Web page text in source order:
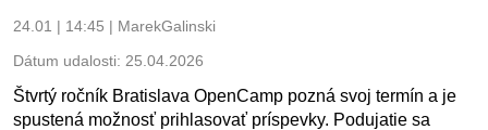
24.01 | 14:45 | MarekGalinski
Dátum udalosti: 25.04.2026
Štvrtý ročník Bratislava OpenCamp pozná svoj termín a je
spustená možnosť prihlasovať príspevky. Podujatie sa